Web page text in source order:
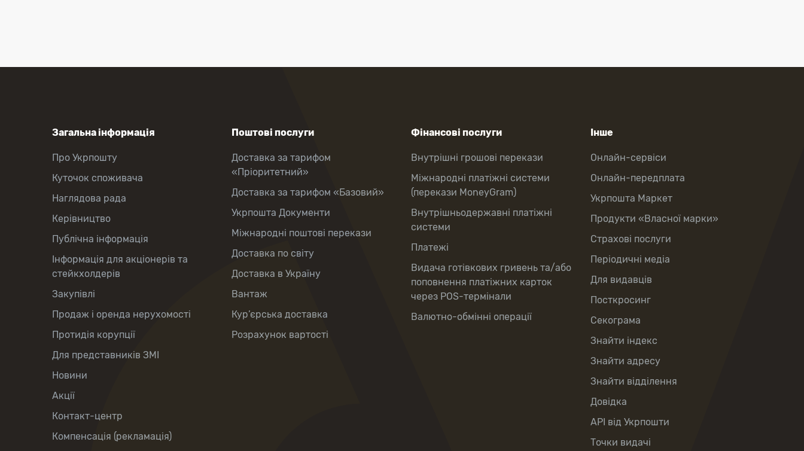
Загальна інформація
Про Укрпошту
Куточок споживача
Наглядова рада
Керівництво
Публічна інформація
Інформація для акціонерів та
стейкхолдерів
Закупівлі
Продаж і оренда нерухомості
Протидія корупції
Для представників ЗМІ
Новини
Акції
Контакт-центр
Компенсація (рекламація)
Поштові послуги
Доставка за тарифом
«Пріоритетний»
Доставка за тарифом «Базовий»
Укрпошта Документи
Міжнародні поштові перекази
Доставка по світу
Доставка в Україну
Вантаж
Кур’єрська доставка
Розрахунок вартості
Фінансові послуги
Внутрішні грошові перекази
Міжнародні платіжні системи
(перекази MoneyGram)
Внутрішньодержавні платіжні
системи
Платежі
Видача готівкових гривень та/або
поповнення платіжних карток
через POS-термінали
Валютно-обмінні операції
Інше
Онлайн-сервіси
Онлайн-передплата
Укрпошта Маркет
Продукти «Власної марки»
Страхові послуги
Періодичні медіа
Для видавців
Посткросинг
Секограма
Знайти індекс
Знайти адресу
Знайти відділення
Довідка
API від Укрпошти
Точки видачі